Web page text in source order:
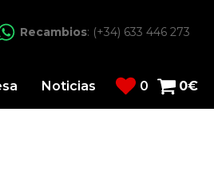
Recambios: (+34) 633 446 273
Noticias 0 0€